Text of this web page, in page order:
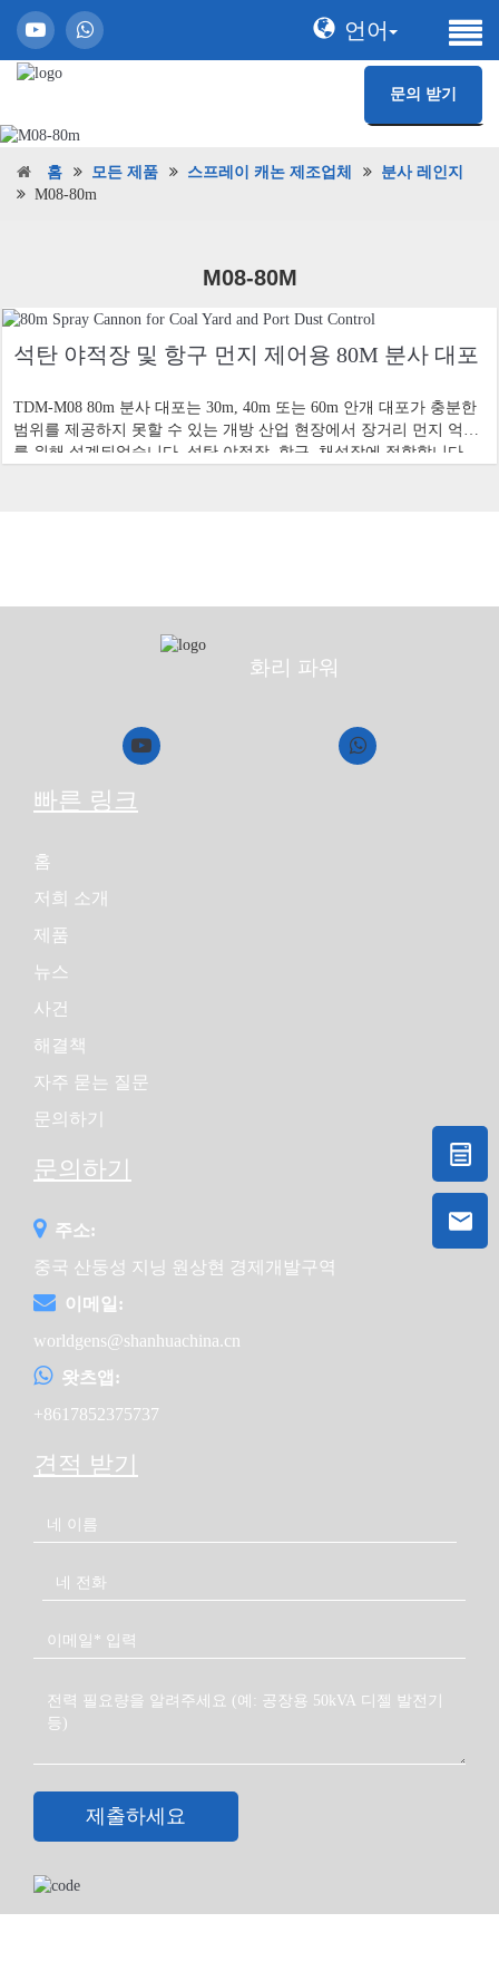
언어
문의 받기
홈 모든 제품 스프레이 캐논 제조업체
분사 레인지
M08-80m
M08-80M
석탄 야적장 및 항구 먼지 제어용 80M 분사 대포
TDM-M08 80m 분사 대포는 30m, 40m 또는 60m 안개 대포가 충분한
범위를 제공하지 못할 수 있는 개방 산업 현장에서 장거리 먼지 억제
를 위해 설계되었습니다. 석탄 야적장, 항구, 채석장에 적합합니다.
화리 파워
빠른 링크
홈
저희 소개
제품
뉴스
사건
해결책
자주 묻는 질문
문의하기
문의하기
주소:
중국 산둥성 지닝 원상현 경제개발구역
이메일:
worldgens@shanhuachina.cn
왓츠앱:
+8617852375737
견적 받기
제출하세요